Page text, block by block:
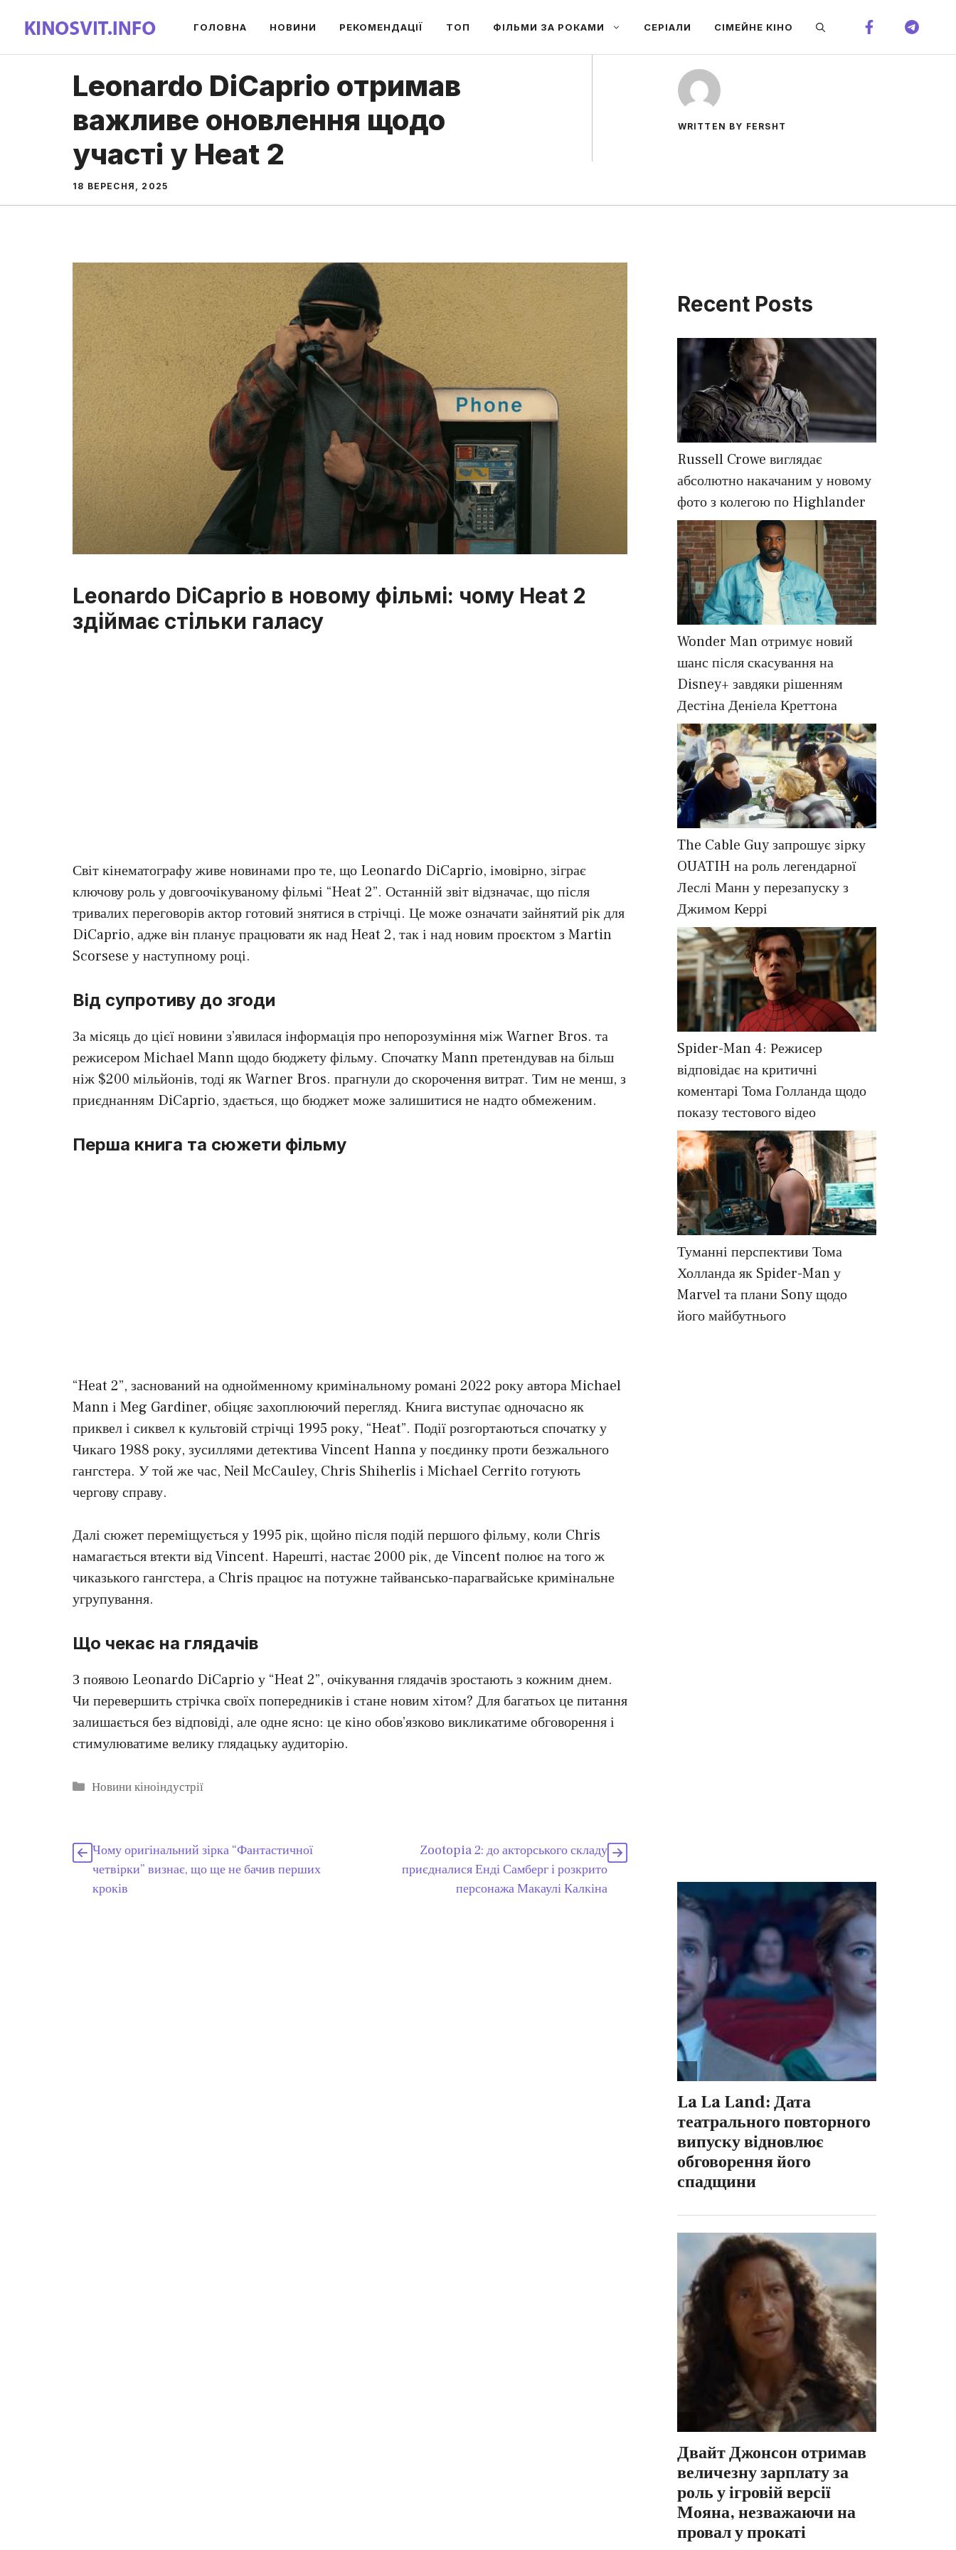
вмісту
ГОЛОВНА НОВИНИ РЕКОМЕНДАЦІЇ ТОП ФІЛЬМИ ЗА РОКАМИ СЕРІАЛИ СІМЕЙНЕ КІНО
Leonardo DiCaprio отримав
важливе оновлення щодо
участі у Heat 2
18 ВЕРЕСНЯ, 2025
WRITTEN BY FERSHT
Leonardo DiCaprio в новому фільмі: чому Heat 2
здіймає стільки галасу
Світ кінематографу живе новинами про те, що Leonardo DiCaprio, імовірно, зіграє
ключову роль у довгоочікуваному фільмі “Heat 2”. Останній звіт відзначає, що після
тривалих переговорів актор готовий знятися в стрічці. Це може означати зайнятий рік для
DiCaprio, адже він планує працювати як над Heat 2, так і над новим проєктом з Martin
Scorsese у наступному році.
Від супротиву до згоди
За місяць до цієї новини з’явилася інформація про непорозуміння між Warner Bros. та
режисером Michael Mann щодо бюджету фільму. Спочатку Mann претендував на більш
ніж $200 мільйонів, тоді як Warner Bros. прагнули до скорочення витрат. Тим не менш, з
приєднанням DiCaprio, здається, що бюджет може залишитися не надто обмеженим.
Перша книга та сюжети фільму
“Heat 2”, заснований на однойменному кримінальному романі 2022 року автора Michael
Mann і Meg Gardiner, обіцяє захоплюючий перегляд. Книга виступає одночасно як
приквел і сиквел к культовій стрічці 1995 року, “Heat”. Події розгортаються спочатку у
Чикаго 1988 року, зусиллями детектива Vincent Hanna у поєдинку проти безжального
гангстера. У той же час, Neil McCauley, Chris Shiherlis і Michael Cerrito готують
чергову справу.
Далі сюжет переміщується у 1995 рік, щойно після подій першого фільму, коли Chris
намагається втекти від Vincent. Нарешті, настає 2000 рік, де Vincent полює на того ж
чиказького гангстера, а Chris працює на потужне тайвансько-парагвайське кримінальне
угрупування.
Що чекає на глядачів
З появою Leonardo DiCaprio у “Heat 2”, очікування глядачів зростають з кожним днем.
Чи перевершить стрічка своїх попередників і стане новим хітом? Для багатьох це питання
залишається без відповіді, але одне ясно: це кіно обов’язково викликатиме обговорення і
стимулюватиме велику глядацьку аудиторію.
Категорії
Новини кіноіндустрії
Чому оригінальний зірка “Фантастичної
четвірки” визнає, що ще не бачив перших
кроків
Zootopia 2: до акторського складу
приєдналися Енді Самберг і розкрито
персонажа Макаулі Калкіна
Recent Posts
Russell Crowe виглядає
абсолютно накачаним у новому
фото з колегою по Highlander
Wonder Man отримує новий
шанс після скасування на
Disney+ завдяки рішенням
Дестіна Деніела Креттона
The Cable Guy запрошує зірку
OUATIH на роль легендарної
Леслі Манн у перезапуску з
Джимом Керрі
Spider-Man 4: Режисер
відповідає на критичні
коментарі Тома Голланда щодо
показу тестового відео
Туманні перспективи Тома
Холланда як Spider-Man у
Marvel та плани Sony щодо
його майбутнього